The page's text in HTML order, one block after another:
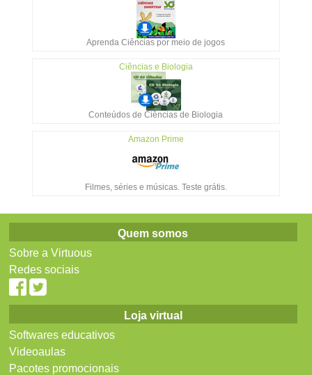
Aprenda Ciências por meio de jogos
Ciências e Biologia
Conteúdos de Ciências de Biologia
Amazon Prime
Filmes, séries e músicas. Teste grátis.
Quem somos
Sobre a Virtuous
Redes sociais
Loja virtual
Softwares educativos
Videoaulas
Pacotes promocionais